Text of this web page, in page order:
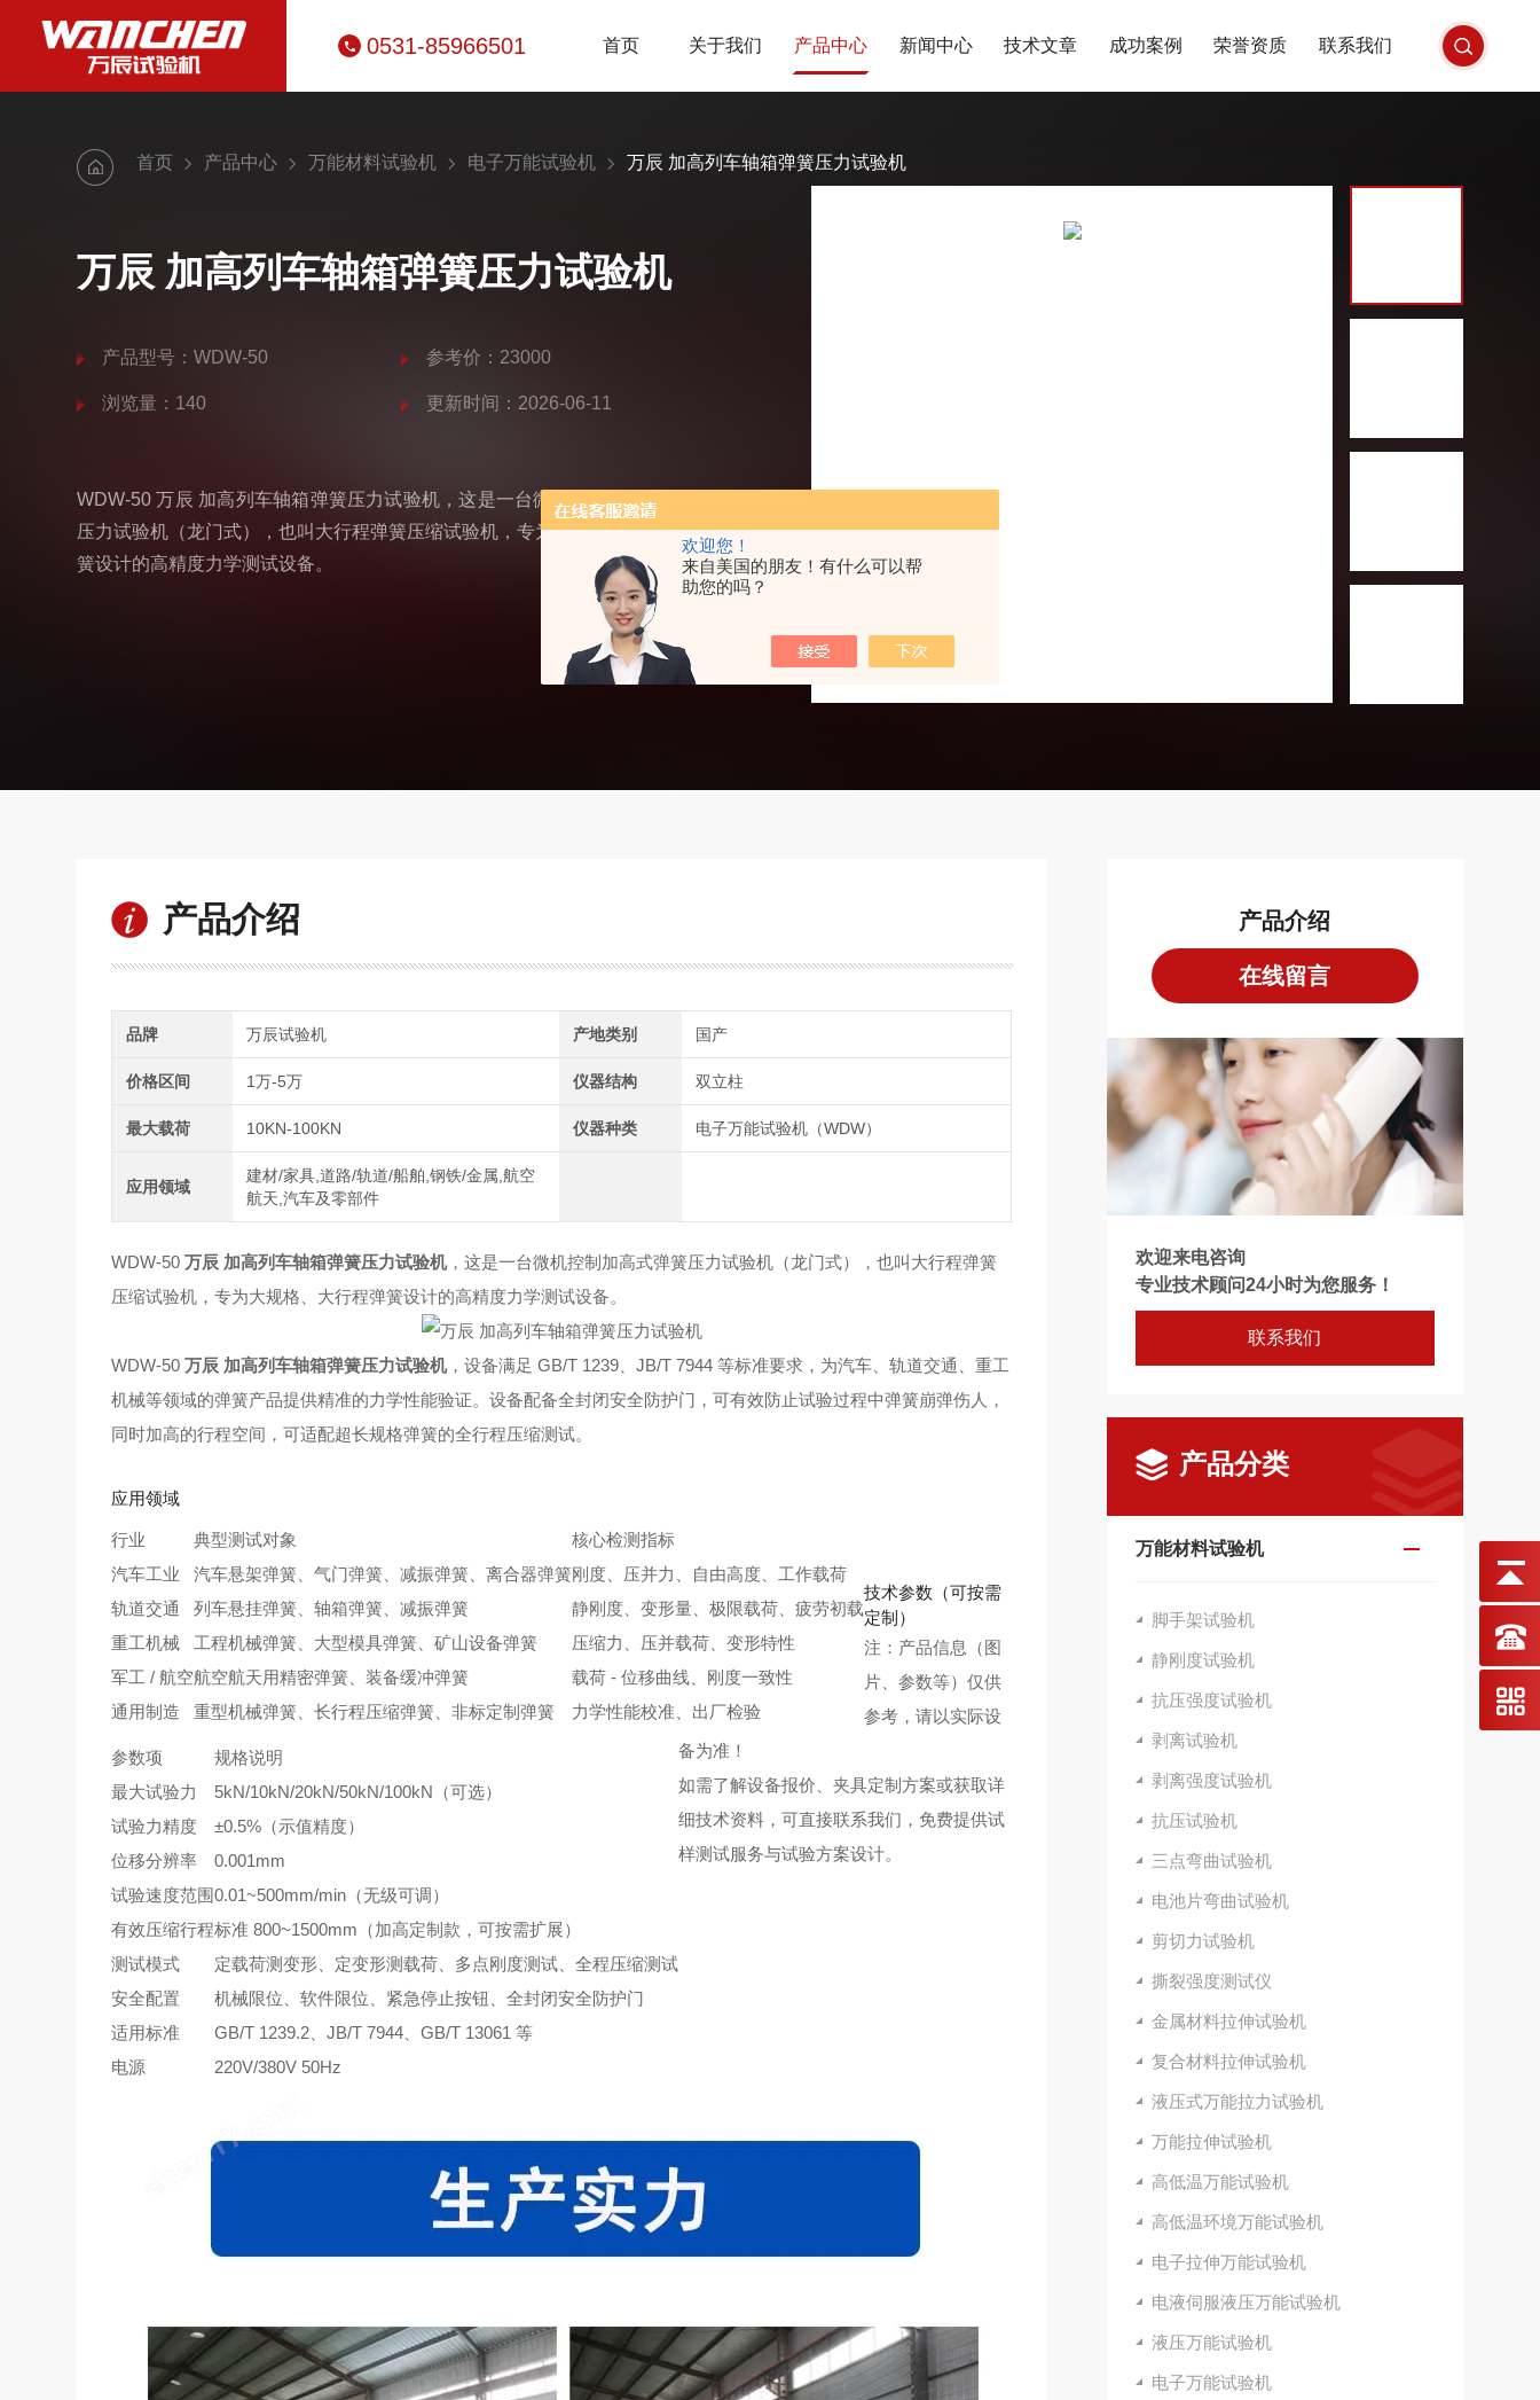
欢迎您！
来自美国的朋友！有什么可以帮
助您的吗？
0531-85966501 首页 关于我们 产品中心 新闻中心 技术文章 成功案例 荣誉资质 联系我们
首页 产品中心 万能材料试验机 电子万能试验机 万辰 加高列车轴箱弹簧压力试验机
万辰 加高列车轴箱弹簧压力试验机
产品型号：WDW-50 参考价：23000
浏览量：140 更新时间：2026-06-11
WDW-50 万辰 加高列车轴箱弹簧压力试验机，这是一台微机控制加高式弹簧
压力试验机（龙门式），也叫大行程弹簧压缩试验机，专为大规格、大行程弹
簧设计的高精度力学测试设备。
产品介绍
品牌 万辰试验机 产地类别 国产
价格区间 1万-5万 仪器结构 双立柱
最大载荷 10KN-100KN 仪器种类 电子万能试验机（WDW）
应用领域
建材/家具,道路/轨道/船舶,钢铁/金属,航空
航天,汽车及零部件
WDW-50万辰 加高列车轴箱弹簧压力试验机，这是一台微机控制加高式弹簧压力试验机（龙门式），也叫大行程弹簧
压缩试验机，专为大规格、大行程弹簧设计的高精度力学测试设备。
WDW-50万辰 加高列车轴箱弹簧压力试验机，设备满足 GB/T 1239、JB/T 7944 等标准要求，为汽车、轨道交通、重工
机械等领域的弹簧产品提供精准的力学性能验证。设备配备全封闭安全防护门，可有效防止试验过程中弹簧崩弹伤人，
同时加高的行程空间，可适配超长规格弹簧的全行程压缩测试。
应用领域
行业 典型测试对象
核心检测指标
汽车工业
汽车悬架弹簧、气门弹簧、减振弹簧、离合器弹簧刚度、压并力、自由高度、工作载荷
轨道交通
列车悬挂弹簧、轴箱弹簧、减振弹簧
静刚度、变形量、极限载荷、疲劳初载
重工机械
工程机械弹簧、大型模具弹簧、矿山设备弹簧
压缩力、压并载荷、变形特性
军工 / 航空航空航天用精密弹簧、装备缓冲弹簧
载荷 - 位移曲线、刚度一致性
通用制造
重型机械弹簧、长行程压缩弹簧、非标定制弹簧 力学性能校准、出厂检验
技术参数（可按需
定制）
参数项
规格说明
最大试验力
5kN/10kN/20kN/50kN/100kN（可选）
试验力精度
±0.5%（示值精度）
位移分辨率
0.001mm
试验速度范围0.01~500mm/min（无级可调）
有效压缩行程标准 800~1500mm（加高定制款，可按需扩展）
测试模式
定载荷测变形、定变形测载荷、多点刚度测试、全程压缩测试
安全配置
机械限位、软件限位、紧急停止按钮、全封闭安全防护门
适用标准
GB/T 1239.2、JB/T 7944、GB/T 13061 等
电源
220V/380V 50Hz
注：产品信息（图
片、参数等）仅供
参考，请以实际设
备为准！
如需了解设备报价、夹具定制方案或获取详
细技术资料，可直接联系我们，免费提供试
样测试服务与试验方案设计。
产品介绍
在线留言
欢迎来电咨询
专业技术顾问24小时为您服务！
联系我们
产品分类
万能材料试验机
脚手架试验机
静刚度试验机
抗压强度试验机
剥离试验机
剥离强度试验机
抗压试验机
三点弯曲试验机
电池片弯曲试验机
剪切力试验机
撕裂强度测试仪
金属材料拉伸试验机
复合材料拉伸试验机
液压式万能拉力试验机
万能拉伸试验机
高低温万能试验机
高低温环境万能试验机
电子拉伸万能试验机
电液伺服液压万能试验机
液压万能试验机
电子万能试验机